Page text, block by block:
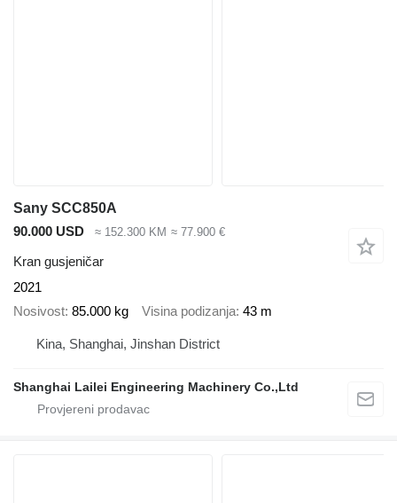
Sany SCC850A
90.000 USD
≈ 152.300 KM ≈ 77.900 €
Kran gusjeničar
2021
Nosivost 85.000 kg Visina podizanja 43 m
Kina, Shanghai, Jinshan District
Shanghai Lailei Engineering Machinery Co.,Ltd